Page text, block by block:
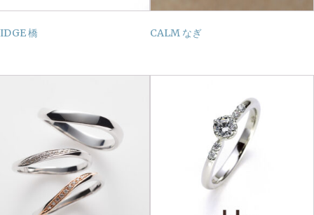
橋 CALM なぎ